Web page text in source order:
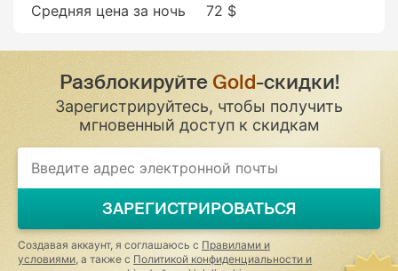
Средняя цена за ночь
72 $
РазблокируйтеGold-скидки!
Зарегистрируйтесь, чтобы получить
мгновенный доступ к скидкам
ЗАРЕГИСТРИРОВАТЬСЯ
Создавая аккаунт, я соглашаюсь с Правилами и
условиями , а также с Политикой конфиденциальности и